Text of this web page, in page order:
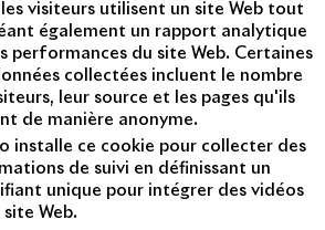
visiteurs utilisent un site Web tout
également un rapport analytique
performances du site Web. Certaines
collectées incluent le nombre
leur source et les pages qu'ils
de manière anonyme.
installe ce cookie pour collecter des
de suivi en définissant un
unique pour intégrer des vidéos
site Web.